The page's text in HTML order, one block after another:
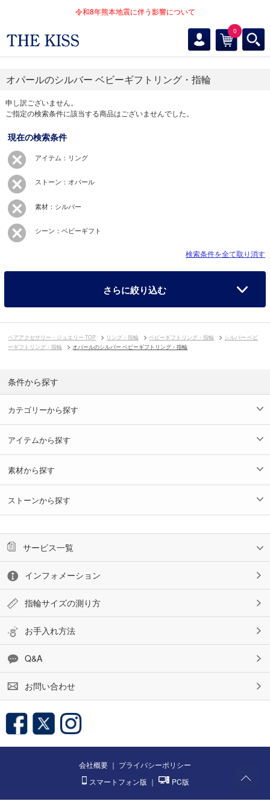
令和8年熊本地震に伴う影響について
0
オパールのシルバー ベビーギフトリング・指輪
申し訳ございません。
ご指定の検索条件に該当する商品はございませんでした。
現在の検索条件
アイテム：リング
ストーン：オパール
素材：シルバー
シーン：ベビーギフト
検索条件を全て取り消す
さらに絞り込む
ペアアクセサリー・ジュエリー TOP リング・指輪 ベビーギフトリング・指輪
シルバー ベビ
ーギフトリング・指輪
オパールのシルバー ベビーギフトリング・指輪
条件から探す
カテゴリーから探す
アイテムから探す
素材から探す
ストーンから探す
サービス一覧
インフォメーション
指輪サイズの測り方
お手入れ方法
Q&A
お問い合わせ
会社概要 ｜ プライバシーポリシー
スマートフォン版 ｜ PC版